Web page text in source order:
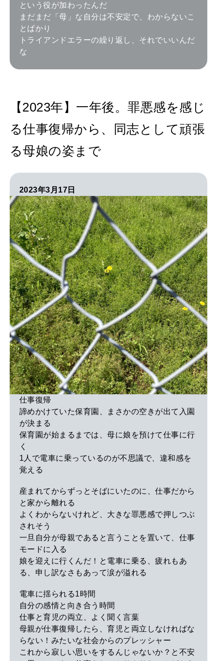
という役が加わったんだ
まだまだ「母」な自分は不安定で、わからないこ
とばかり
トライアンドエラーの繰り返し、それでいいんだ
な
【2023年】一年後。罪悪感を感じ
る仕事復帰から、同志として頑張
る母娘の姿まで
2023年3月17日
仕事復帰
諦めかけていた保育園、まさかの空きが出て入園
が決まる
保育園が始まるまでは、母に娘を預けて仕事に行
く
1人で電車に乗っているのが不思議で、違和感を
覚える
産まれてからずっとそばにいたのに、仕事だから
と家から離れる
よくわからないけれど、大きな罪悪感で押しつぶ
されそう
一旦自分が母親であると言うことを置いて、仕事
モードに入る
娘を迎えに行くんだ！と電車に乗る、疲れもあ
る、申し訳なさもあって涙が溢れる
電車に揺られる1時間
自分の感情と向き合う時間
仕事と育児の両立、よく聞く言葉
母親が仕事復帰したら、育児と両立しなければな
らない！みたいな社会からのプレッシャー
これから寂しい思いをするんじゃないか？と不安